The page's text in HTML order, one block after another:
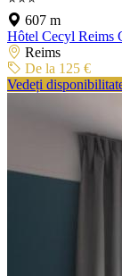
607 m
Hôtel Cecyl Reims
Reims
De la 125 €
Vedeți